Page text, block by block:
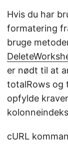
Hvis du har
formatering
bruge
er nødt til at
totalRows og
opfylde
cURL